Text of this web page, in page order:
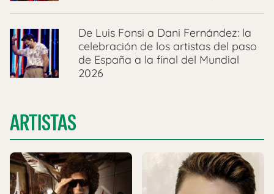
De Luis Fonsi a Dani Fernández: la
celebración de los artistas del paso
de España a la final del Mundial
2026
ARTISTAS